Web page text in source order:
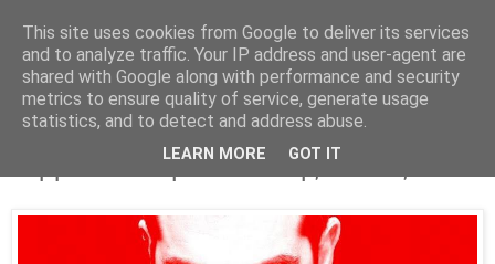
Parakato.gr
«Ανεπιθύμητος» ο Τσίπρας από
κομμουνιστική νεολαία της Ιταλίας
This site uses cookies from Google to deliver its services
and to analyze traffic. Your IP address and user-agent are
shared with Google along with performance and security
metrics to ensure quality of service, generate usage
statistics, and to detect and address abuse.
LEARN MORE GOT IT